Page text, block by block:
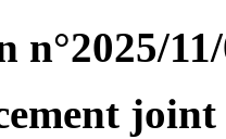
n°2025/